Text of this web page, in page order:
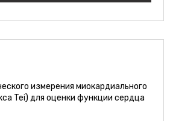
измерения миокардиального
Tei) для оценки функции сердца